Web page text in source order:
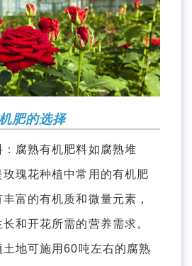
肥的选择
腐熟有机肥料如腐熟堆
瑰花种植中常用的有机肥
富的有机质和微量元素，
和开花所需的营养需求。
地可施用60吨左右的腐熟